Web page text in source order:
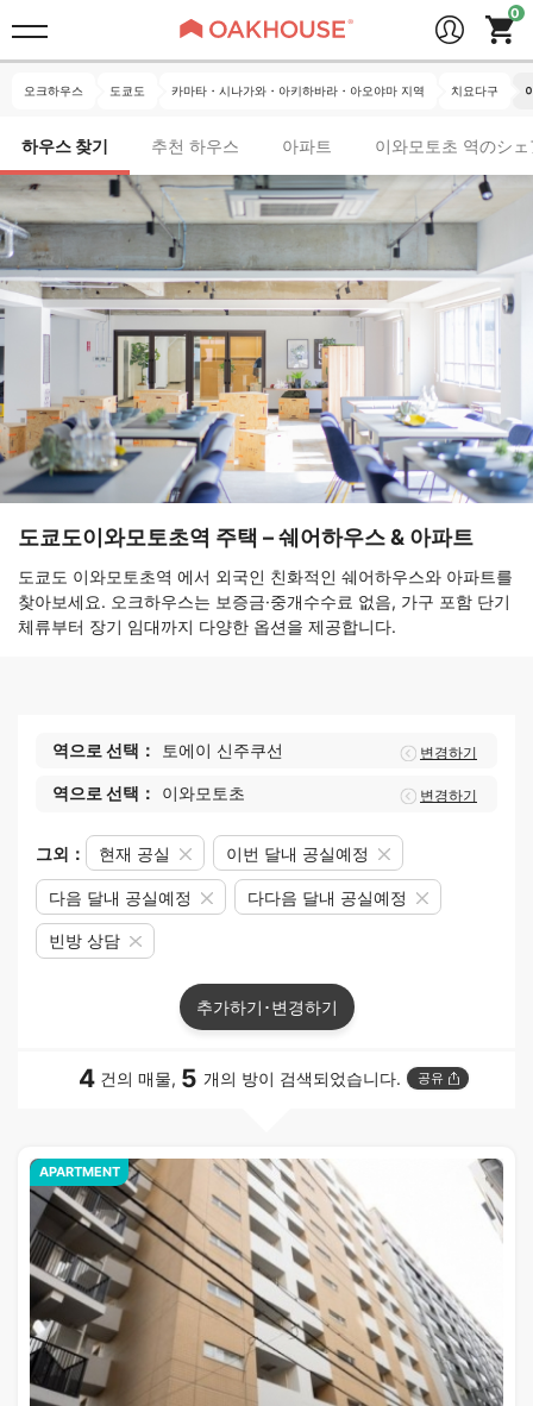
오크하우스 도쿄도 카마타・시나가와・아키하바라・아오야마 지역 치요다구
하우스 찾기 추천 하우스 아파트 이와모토초 역のシ
도쿄도이와모토초역 주택 – 쉐어하우스 & 아파트
도쿄도 이와모토초역 에서 외국인 친화적인 쉐어하우스와 아파트를
찾아보세요. 오크하우스는 보증금·중개수수료 없음, 가구 포함 단기
체류부터 장기 임대까지 다양한 옵션을 제공합니다.
역으로 선택： 토에이 신주쿠선 변경하기
역으로 선택： 이와모토초 변경하기
그외： 현재 공실 이번 달내 공실예정
다음 달내 공실예정 다다음 달내 공실예정
빈방 상담
추가하기･변경하기
4 건의 매물, 5 개의 방이 검색되었습니다. 공유
APARTMENT